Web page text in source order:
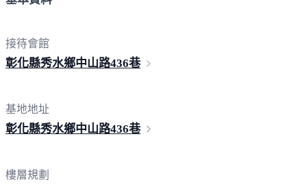
接待會館
彰化縣秀水鄉中山路436巷
基地地址
彰化縣秀水鄉中山路436巷
樓層規劃